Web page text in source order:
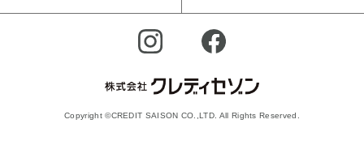
Copyright ©CREDIT SAISON CO.,LTD. All Rights Reserved.